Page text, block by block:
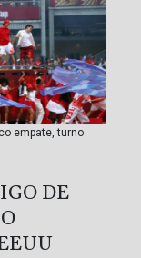
empate, turno
DE